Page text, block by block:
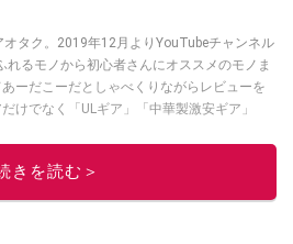
タク。2019年12月よりYouTubeチャンネル
れるモノから初心者さんにオススメのモノま
ーだこーだとしゃべくりながらレビューを
けでなく「ULギア」「中華製激安ギア」
このイチオシストの他の記事を読む
きを読む＞